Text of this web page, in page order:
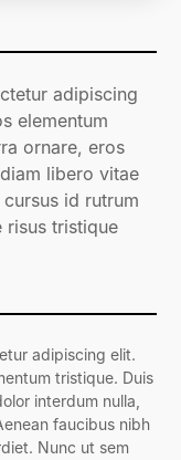
adipiscing
elementum
ornare, eros
libero vitae
id rutrum
risus tristique
adipiscing elit.
tristique. Duis
interdum nulla,
faucibus nibh
Nunc ut sem